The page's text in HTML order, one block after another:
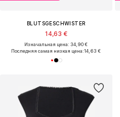
BLUTSGESCHWISTER
14,63 €
Изначальная цена: 34,90 €
Последняя самая низкая цена:14,63 €